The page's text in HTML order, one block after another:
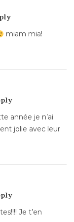
miam mia!
année je n’ai
jolie avec leur
Je t’en